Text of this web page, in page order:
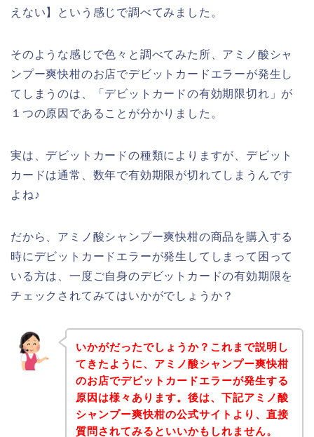
えない】という感じで調べてみました。
そのような感じで色々と調べてみた所、アミノ酸シャ
ンプー爽快柑のお店でデビットカードエラーが発生し
てしまうのは、「デビットカードの有効期限切れ」が
１つの原因であることが分かりました。
実は、デビットカードの種類によりますが、デビット
カードは通常、数年で有効期限が切れてしまうんです
よね♪
だから、アミノ酸シャンプー爽快柑の商品を購入する
時にデビットカードエラーが発生してしまって困って
いる方は、一度ご自身のデビットカードの有効期限を
チェックされてみてはいかがでしょうか？
いかがだったでしょうか？これまで説明し
てきたように、アミノ酸シャンプー爽快柑
のお店でデビットカードエラーが発生する
原因は様々あります。後は、下記アミノ酸
シャンプー爽快柑の公式サイトより、直接
質問されてみるといいかもしれません。